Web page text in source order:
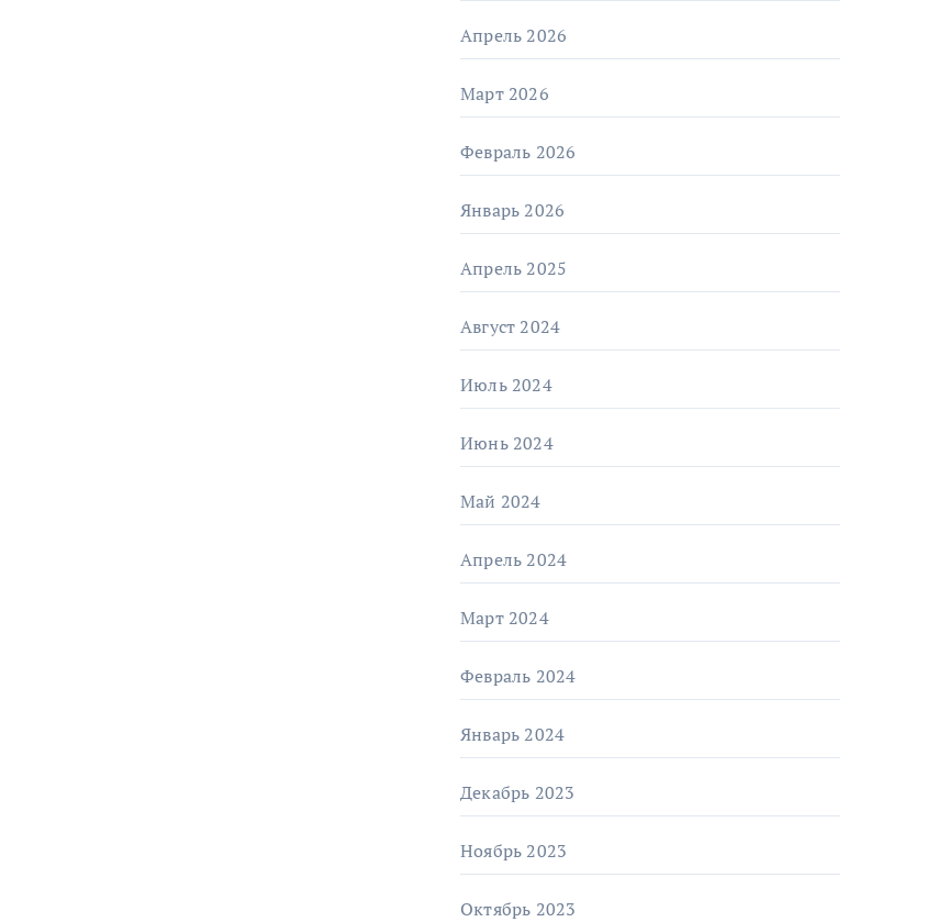
Апрель 2026
Март 2026
Февраль 2026
Январь 2026
Апрель 2025
Август 2024
Июль 2024
Июнь 2024
Май 2024
Апрель 2024
Март 2024
Февраль 2024
Январь 2024
Декабрь 2023
Ноябрь 2023
Октябрь 2023